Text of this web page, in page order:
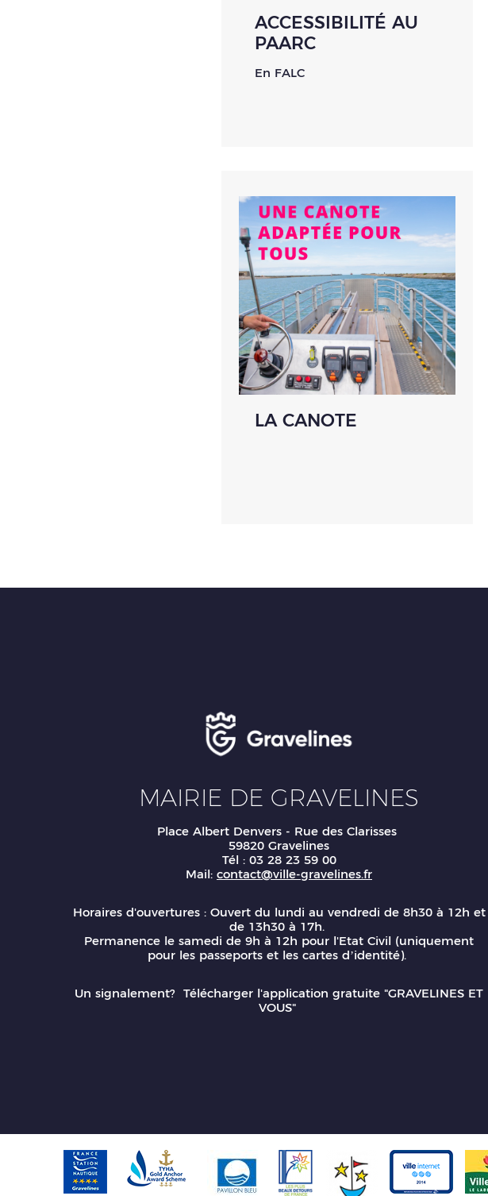
ACCESSIBILITÉ AU
PAARC
En FALC
LA CANOTE
MAIRIE DE GRAVELINES
Place Albert Denvers - Rue des Clarisses
59820 Gravelines
Tél : 03 28 23 59 00
Mail: contact@ville-gravelines.fr
Horaires d'ouvertures : Ouvert du lundi au vendredi de 8h30 à 12h et
de 13h30 à 17h.
Permanence le samedi de 9h à 12h pour l'Etat Civil (uniquement
pour les passeports et les cartes d’identité).
Un signalement? Télécharger l'application gratuite "GRAVELINES ET
VOUS"